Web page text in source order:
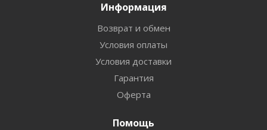
Информация
Возврат и обмен
Условия оплаты
Условия доставки
Гарантия
Оферта
Помощь